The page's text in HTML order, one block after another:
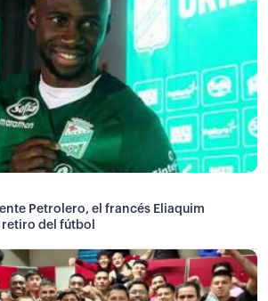
Petrolero, el francés Eliaquim
del fútbol